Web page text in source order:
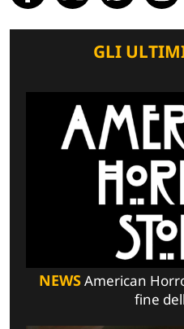
GLI
NEWSAmerican
fine